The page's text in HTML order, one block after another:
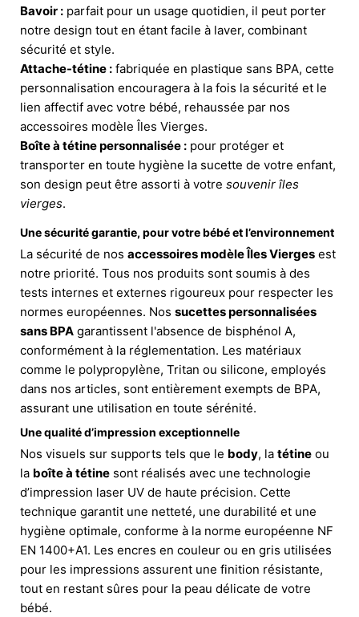
Bavoir : parfait pour un usage quotidien, il peut porter
notre design tout en étant facile à laver, combinant
sécurité et style.
Attache-tétine : fabriquée en plastique sans BPA, cette
personnalisation encouragera à la fois la sécurité et le
lien affectif avec votre bébé, rehaussée par nos
accessoires modèle Îles Vierges.
Boîte à tétine personnalisée : pour protéger et
transporter en toute hygiène la sucette de votre enfant,
son design peut être assorti à votre souvenir îles
vierges.
Une sécurité garantie, pour votre bébé et l’environnement
La sécurité de nos accessoires modèle Îles Vierges est
notre priorité. Tous nos produits sont soumis à des
tests internes et externes rigoureux pour respecter les
normes européennes. Nos sucettes personnalisées
sans BPA garantissent l'absence de bisphénol A,
conformément à la réglementation. Les matériaux
comme le polypropylène, Tritan ou silicone, employés
dans nos articles, sont entièrement exempts de BPA,
assurant une utilisation en toute sérénité.
Une qualité d’impression exceptionnelle
Nos visuels sur supports tels que le body, la tétine ou
la boîte à tétine sont réalisés avec une technologie
d’impression laser UV de haute précision. Cette
technique garantit une netteté, une durabilité et une
hygiène optimale, conforme à la norme européenne NF
EN 1400+A1. Les encres en couleur ou en gris utilisées
pour les impressions assurent une finition résistante,
tout en restant sûres pour la peau délicate de votre
bébé.